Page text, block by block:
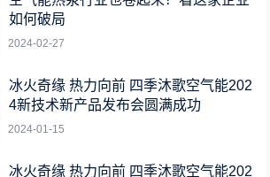
如何破局
2024-02-27
冰火奇缘 热力向前 四季沐歌空气能202
4新技术新产品发布会圆满成功
2024-01-15
冰火奇缘 热力向前 四季沐歌空气能202